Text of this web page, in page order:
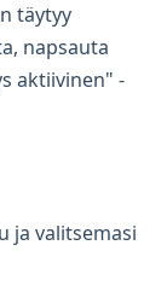
täytyy
napsauta
aktiivinen" -
ja valitsemasi